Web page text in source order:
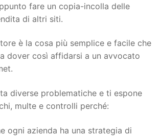
fare un copia-incolla delle
di altri siti.
è la cosa più semplice e facile che
dover così affidarsi a un avvocato
diverse problematiche e ti espone
multe e controlli perché:
ogni azienda ha una strategia di